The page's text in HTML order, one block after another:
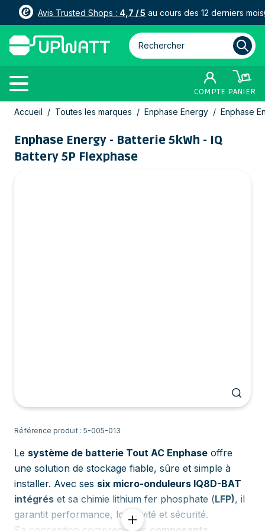
Avis Trusted Shops : 4,7 / 5 au cours des 12 derniers mois
Rechercher parmi plus de
COMPTE PANIER
Allez au contenu
Accueil / Toutes les marques / Enphase Energy / Enphase
Enphase Energy - Batterie 5kWh - IQ
Battery 5P Flexphase
Référence produit : 5-005-013
Le système de batterie Tout AC Enphase offre
une solution de stockage fiable, sûre et simple à
installer. Avec ses six micro-onduleurs IQ8D-BAT
intégrés et sa chimie lithium fer phosphate (LFP), il
garantit performance, longévité et sécurité.